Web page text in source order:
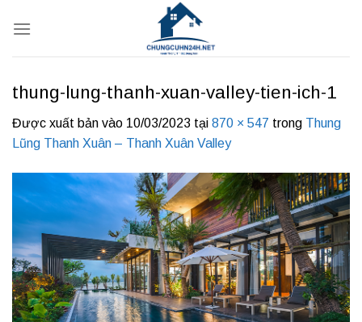
qua
thung-lung-thanh-xuan-valley-tien-ich-1
Được xuất bản vào 10/03/2023 tại 870 × 547 trong Thung
Lũng Thanh Xuân – Thanh Xuân Valley